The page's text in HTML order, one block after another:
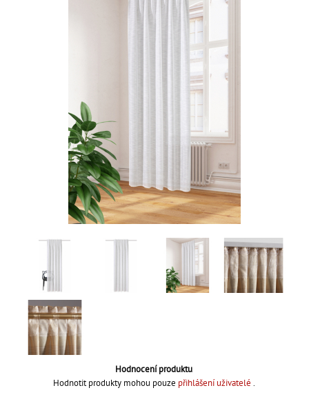
Hodnocení produktu
Hodnotit produkty mohou pouze přihlášení uživatelé.